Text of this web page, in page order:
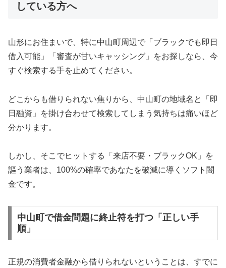
している方へ
山形にお住まいで、特に中山町周辺で「ブラックでも即日
借入可能」「審査が甘いキャッシング」をお探しなら、今
すぐ検索する手を止めてください。
どこからも借りられない焦りから、中山町の地域名と「即
日融資」を掛け合わせて検索してしまう気持ちは痛いほど
分かります。
しかし、そこでヒットする「来店不要・ブラックOK」を
謳う業者は、100%の確率であなたを破滅に導くソフト闇
金です。
中山町で借金問題に終止符を打つ「正しい手
順」
正規の消費者金融から借りられないということは、すでに